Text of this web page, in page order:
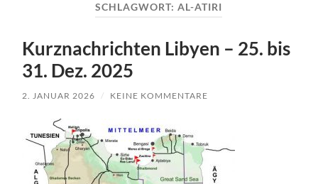
SCHLAGWORT:AL-ATIRI
Kurznachrichten Libyen – 25. bis
31. Dez. 2025
2. JANUAR 2026 / KEINE KOMMENTARE